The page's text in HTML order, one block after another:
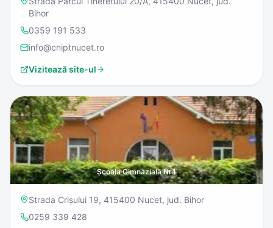
Bihor
0359 191 533
info@cniptnucet.ro
Vizitează site-ul
Școala Gimnazială Nr.1
Strada Crișului 19, 415400 Nucet, jud. Bihor
0259 339 428